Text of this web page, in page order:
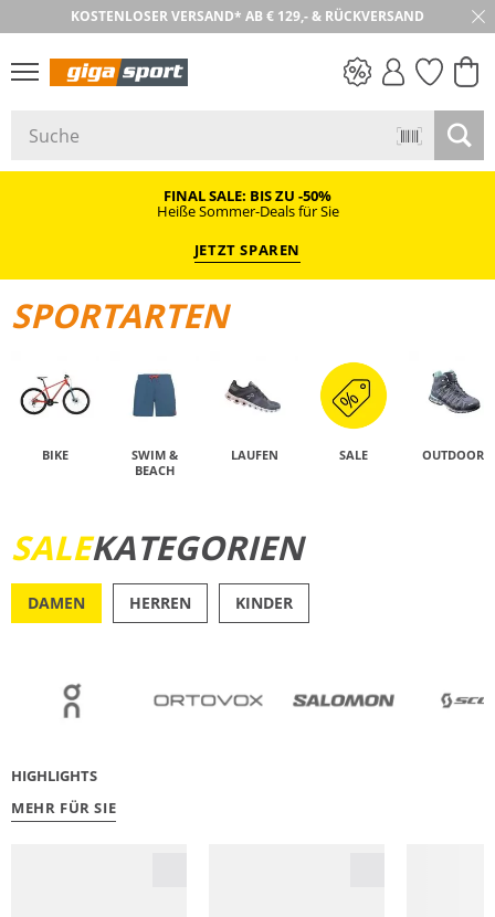
KOSTENLOSER VERSAND* AB € 129,- & RÜCKVERSAND
30 TAGE RÜCKGABE
FINAL SALE: BIS ZU -50%
Heiße Sommer-Deals für Sie
JETZT SPAREN
SPORTARTEN
BIKE
SWIM &
BEACH
LAUFEN SALE OUTDOOR
JETZT ENTDECKEN
SALEKATEGORIEN
DAMEN HERREN KINDER
HIGHLIGHTS
MEHR FÜR SIE